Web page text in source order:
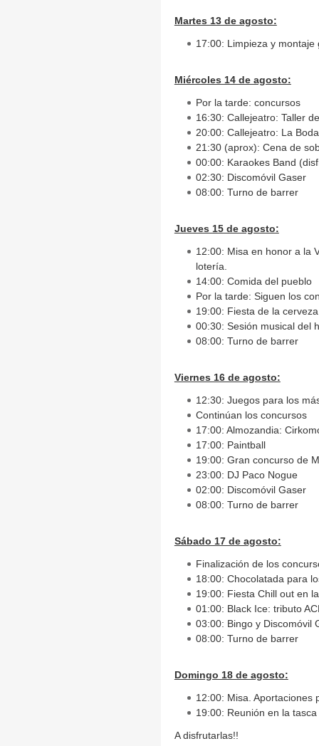
Martes 13 de agosto:
17:00: Limpieza y
Miércoles 14 de agosto:
Por la tarde: concursos
16:30: Callejeatro: Taller
20:00: Callejeatro: La
21:30 (aprox): Cena de
00:00: Karaokes Band
02:30: Discomóvil Gaser
08:00: Turno de barrer
Jueves 15 de agosto:
12:00: Misa en honor a la
lotería.
14:00: Comida del pueblo
Por la tarde: Siguen los
19:00: Fiesta de la
00:30: Sesión musical del
08:00: Turno de barrer
Viernes 16 de agosto:
12:30: Juegos para los
Continúan los concursos
17:00: Almozandia:
17:00: Paintball
19:00: Gran concurso de
23:00: DJ Paco Nogue
02:00: Discomóvil Gaser
08:00: Turno de barrer
Sábado 17 de agosto:
Finalización de los
18:00: Chocolatada para
19:00: Fiesta Chill out en
01:00: Black Ice: tributo
03:00: Bingo y Discomóvil
08:00: Turno de barrer
Domingo 18 de agosto:
12:00: Misa. Aportaciones
19:00: Reunión en la
A disfrutarlas!!